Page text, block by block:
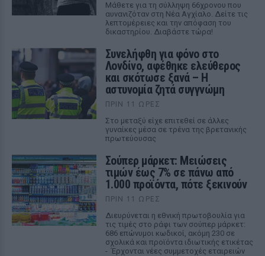
Μάθετε για τη σύλληψη 66χρονου που
αυνανιζόταν στη Νέα Αγχίαλο. Δείτε τις
λεπτομέρειες και την απόφαση του
δικαστηρίου. Διαβάστε τώρα!
Συνελήφθη για φόνο στο
Λονδίνο, αφέθηκε ελεύθερος
και σκότωσε ξανά – Η
αστυνομία ζητά συγγνώμη
ΠΡΙΝ 11 ΏΡΕΣ
Στο μεταξύ είχε επιτεθεί σε άλλες
γυναίκες μέσα σε τρένα της βρετανικής
πρωτεύουσας
Σούπερ μάρκετ: Μειώσεις
τιμών έως 7% σε πάνω από
1.000 προϊόντα, πότε ξεκινούν
ΠΡΙΝ 11 ΏΡΕΣ
Διευρύνεται η εθνική πρωτοβουλία για
τις τιμές στο ράφι των σούπερ μάρκετ:
686 επώνυμοι κωδικοί, ακόμη 230 σε
σχολικά και προϊόντα ιδιωτικής ετικέτας
- Έρχονται νέες συμμετοχές εταιρειών